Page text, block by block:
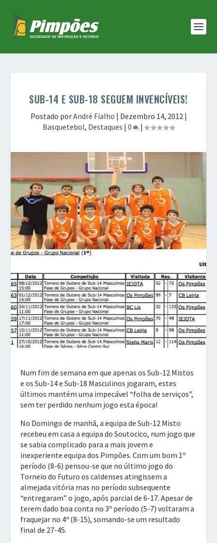
SUB-14 E SUB-18 SEGUEM INVENCÍVEIS!
Postado porAndré Fialho | Dezembro 14, 2012|
Basquetebol, Destaques | 0 |
Num fim de semana em que apenas os Sub-12 Mistos
e os Sub-14 e Sub-18 Masculinos jogaram, estes
últimos mantém uma impecável “folha de serviços”,
sem ter perdido nenhum jogo esta época!
No Domingo de manhã, a equipa de Sub-12 Misto
recebeu em casa a equipa do Soutocico, num jogo que
se sabia complicado para a mais jovem e
inexperiente equipa dos Pimpões. Com um bom 1º
período (8-6) pensou-se que no último jogo do
Torneio do Futuro os caldenses atingissem a
almejada vitória mas no período subsequente
“entregaram” o jogo, após parcial de 6-17. Apesar de
terem dado boa conta no 3º período (5-7) voltaram a
fraquejar no 4º (8-15), somando-se um resultado
final de 27-45.